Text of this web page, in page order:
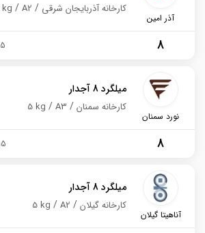
آذر امین
A2 کارخانه آذربایجان شرقی
8
15
نورد سمنان
میلگرد 8 آجدار
5 kg A3 کارخانه سمنان
8
15
آناهیتا گیلان
میلگرد 8 آجدار
5 kg A2 کارخانه گیلان